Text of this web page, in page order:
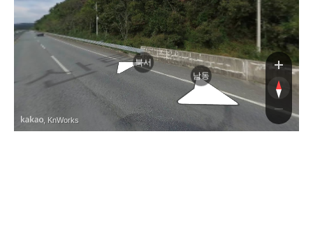
북서
남동
, KnWorks